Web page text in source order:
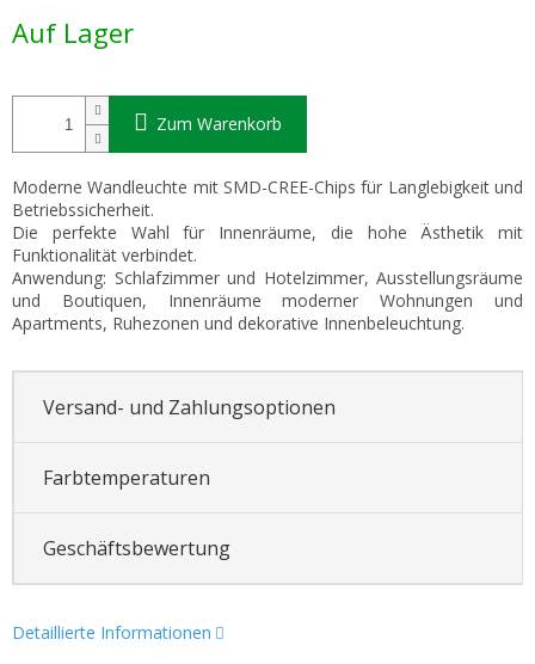
Auf Lager
Zum Warenkorb
Moderne Wandleuchte mit SMD-CREE-Chips für Langlebigkeit und
Betriebssicherheit.
Die perfekte Wahl für Innenräume, die hohe Ästhetik mit
Funktionalität verbindet.
Anwendung: Schlafzimmer und Hotelzimmer, Ausstellungsräume
und Boutiquen, Innenräume moderner Wohnungen und
Apartments, Ruhezonen und dekorative Innenbeleuchtung.
Versand- und Zahlungsoptionen
Farbtemperaturen
Geschäftsbewertung
Detaillierte Informationen